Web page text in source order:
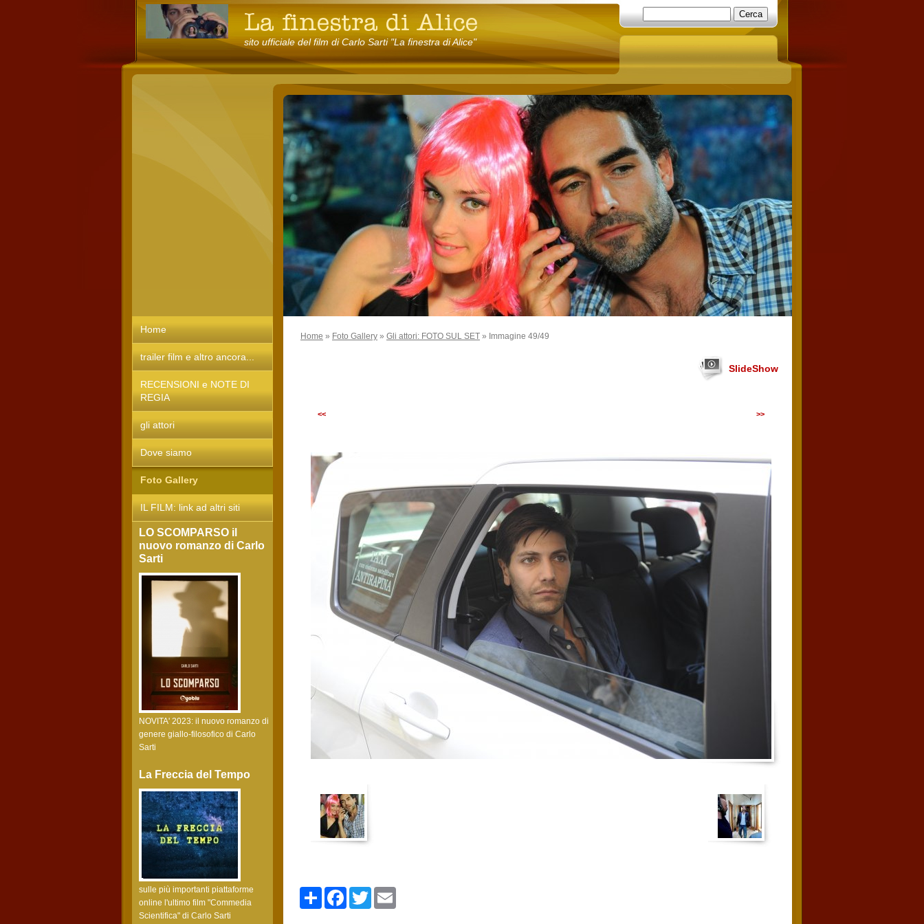
sito ufficiale del film di Carlo Sarti "La finestra di Alice"
Home » Foto Gallery » Gli attori: FOTO SUL SET » Immagine 49/49
SlideShow
<< >>
Share Facebook
Twitter
Home
trailer film e altro ancora...
RECENSIONI e NOTE DI
REGIA
gli attori
Dove siamo
Foto Gallery
IL FILM: link ad altri siti
LO SCOMPARSO il
nuovo romanzo di Carlo
Sarti
NOVITA' 2023: il nuovo romanzo di
genere giallo-filosofico di Carlo
Sarti
La Freccia del Tempo
sulle più importanti piattaforme
online l'ultimo film "Commedia
Scientifica" di Carlo Sarti